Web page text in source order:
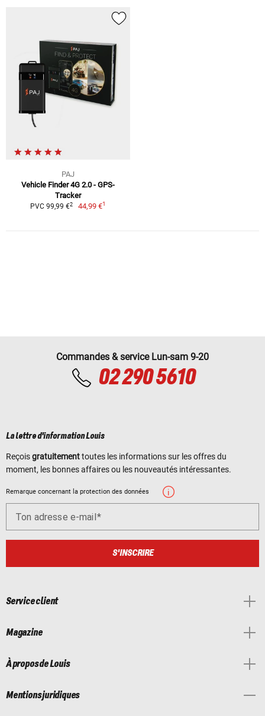
PAJ
Vehicle Finder 4G 2.0 - GPS-
Tracker
PVC 99,99 €2 44,99 €1
Commandes & service Lun-sam 9-20
02 290 5610
La lettre d'information Louis
Reçoisgratuitementtoutes les informations sur les offres du
moment, les bonnes affaires ou les nouveautés intéressantes.
Remarque concernant la protection des données
Ton adresse e-mail
S'INSCRIRE
Service client
Magazine
À propos de Louis
Mentions juridiques